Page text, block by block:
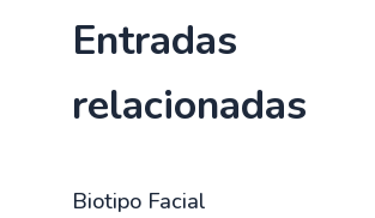
Entradas
relacionadas
Biotipo Facial